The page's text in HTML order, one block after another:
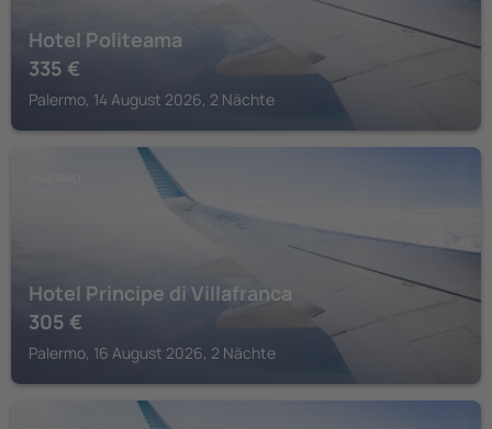
Hotel Politeama
335 €
Palermo, 14 August 2026, 2 Nächte
Hotel Principe di Villafranca
305 €
Palermo, 16 August 2026, 2 Nächte